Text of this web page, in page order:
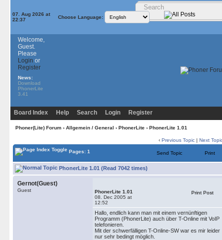
07. Aug 2026 at
22:37
Choose Language:
Welcome,
Guest.
Please
Login or
Register
News:
Download
PhonerLite
3.41
Board Index Help Search Login Register
Phoner(Lite) Forum› Allgemein / General › PhonerLite› PhonerLite 1.01
‹ Previous Topic | Next
Pages: 1 Send Topic Print
PhonerLite 1.01 (Read 7042 times)
Gernot(Guest)
Guest
PhonerLite 1.01
08. Dec 2005 at
12:52
Print Post
Hallo, endlich kann man mit einem vernünftigen
Programm (PhonerLite) auch über T-Online mit VoIP
telefonieren.
Mit der schwerfälligen T-Online-SW war es mir leider
nur sehr bedingt möglich.